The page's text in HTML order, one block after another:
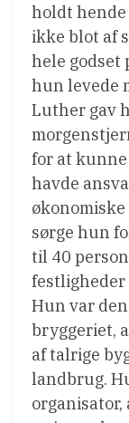
holdt
ikke blot af
hele godset
hun levede
Luther gav
for at kunne
havde
sørge hun
til 40
festligheder
Hun var
bryggeriet,
af talrige
landbrug.